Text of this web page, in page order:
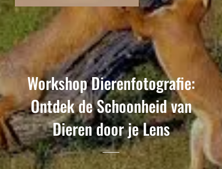
Workshop Dierenfotografie:
Ontdek de Schoonheid van
Dieren door je Lens